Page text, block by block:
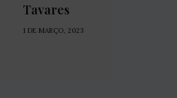
Tavares
1 DE MARÇO, 2023